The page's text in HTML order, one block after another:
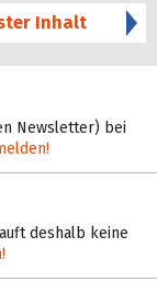
Inhalt
Newsletter) bei
deshalb keine